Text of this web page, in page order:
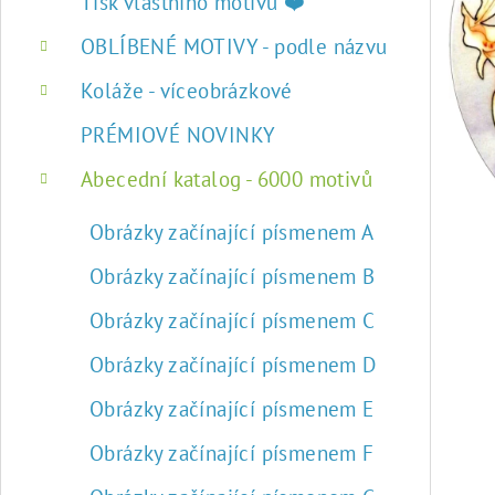
OBLÍBENÉ MOTIVY - podle názvu
Koláže - víceobrázkové
PRÉMIOVÉ NOVINKY
Abecední katalog - 6000 motivů
Obrázky začínající písmenem A
Obrázky začínající písmenem B
Obrázky začínající písmenem C
Obrázky začínající písmenem D
Obrázky začínající písmenem E
Obrázky začínající písmenem F